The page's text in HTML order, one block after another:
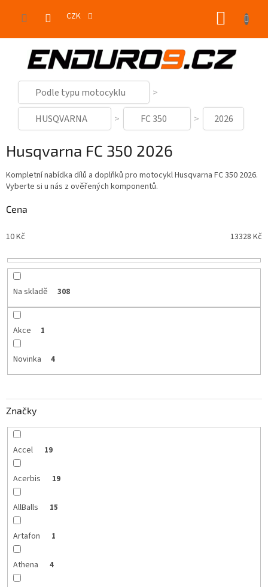
CZK
Podle typu motocyklu
HUSQVARNA
FC 350 2026
Husqvarna FC 350 2026
Kompletní nabídka dílů a doplňků pro motocykl Husqvarna FC 350 2026.
Vyberte si u nás z ověřených komponentů.
Cena
10Kč 13328 Kč
Na skladě 308
Akce 1
Novinka 4
Značky
Accel 19
Acerbis 19
AllBalls 15
Artafon 1
Athena 4